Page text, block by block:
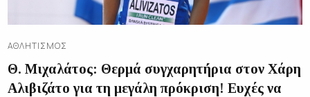
ΑΘΛΗΤΙΣΜΌΣ
Θ. Μιχαλάτος: Θερμά συγχαρητήρια στον Χάρη
Αλιβιζάτο για τη μεγάλη πρόκριση! Ευχές να